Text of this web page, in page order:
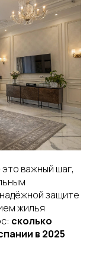
важный шаг,
защите
жилья
сколько
в 2025